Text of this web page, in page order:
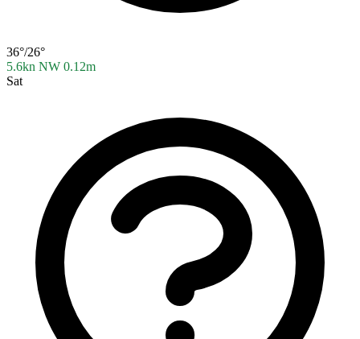
36°/26°
5.6kn NW 0.12m
Sat